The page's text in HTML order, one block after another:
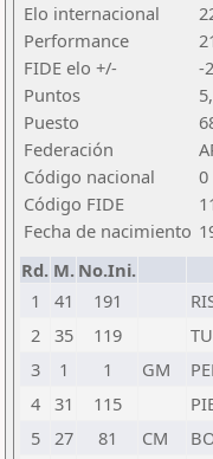
Elo internacional
Performance
FIDE elo +/-
-
Puntos
Puesto
Federación
Código nacional
0
Código FIDE
Fecha de nacimiento
Rd. M. No.Ini.
1
41 191
2 35 119
3
1 1 GM
4 31 115
5 27 81 CM